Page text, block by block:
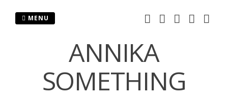
ANNIKA
SOMETHING
MENU